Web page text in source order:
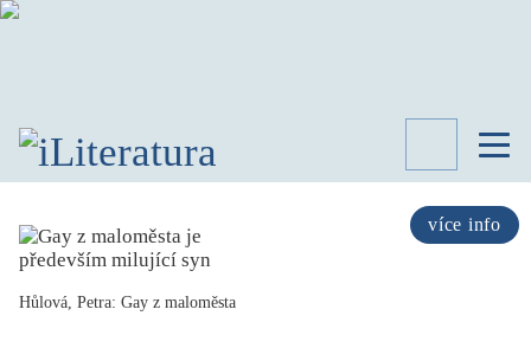
více info
SPISOVATELÉ
Hůlová, Petra: Gay z maloměsta